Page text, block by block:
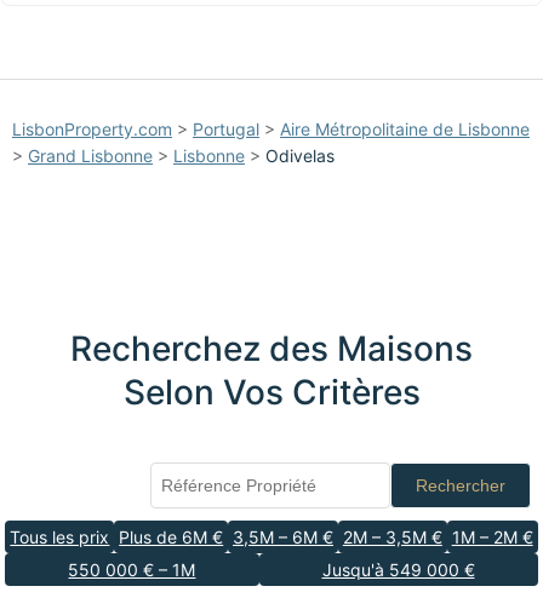
LisbonProperty.com > Portugal > Aire Métropolitaine de Lisbonne
> Grand Lisbonne > Lisbonne > Odivelas
Recherchez des Maisons
Selon Vos Critères
Rechercher
Tous les prix Plus de 6M € 3,5M – 6M € 2M – 3,5M € 1M – 2M €
550 000 € – 1M
Jusqu'à 549 000 €